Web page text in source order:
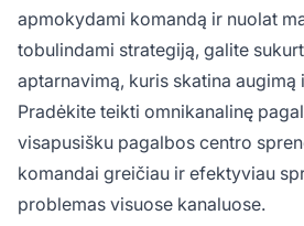
apmokydami komandą ir nuolat
tobulindami strategiją, galite
aptarnavimą, kuris skatina augimą
Pradėkite teikti omnikanalinę
visapusišku pagalbos centro
komandai greičiau ir efektyviau
problemas visuose kanaluose.